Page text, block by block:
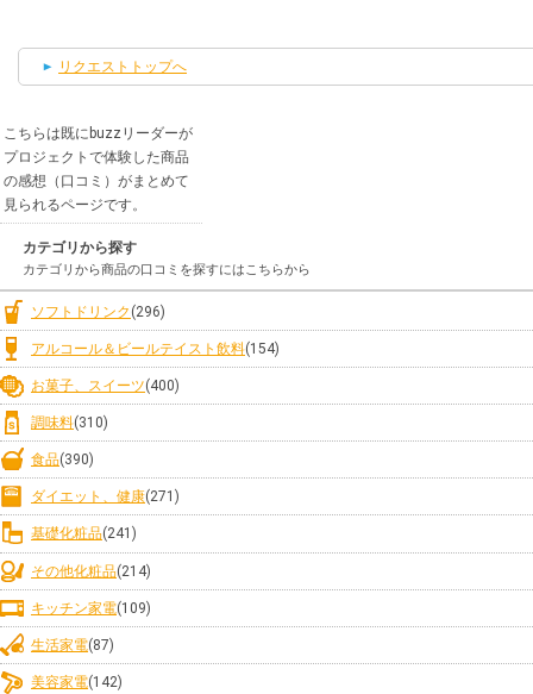
リクエストトップへ
こちらは既にbuzzリーダーが
プロジェクトで体験した商品
の感想（口コミ）がまとめて
見られるページです。
カテゴリから探す
カテゴリから商品の口コミを探すにはこちらから
ソフトドリンク (296)
アルコール＆ビールテイスト飲料(154)
お菓子、スイーツ(400)
調味料(310)
食品(390)
ダイエット、健康(271)
基礎化粧品(241)
その他化粧品(214)
キッチン家電(109)
生活家電(87)
美容家電(142)